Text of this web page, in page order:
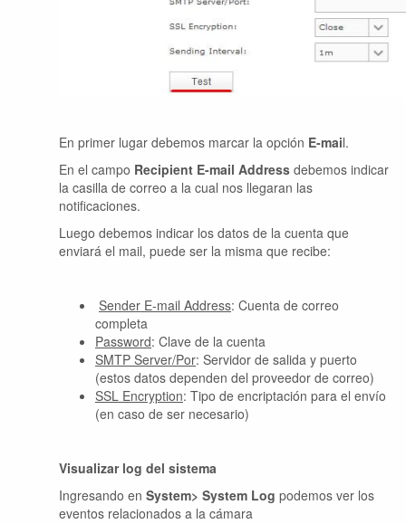
En primer lugar debemos marcar la opción E-mail.
En el campo Recipient E-mail Address debemos indicar
la casilla de correo a la cual nos llegaran las
notificaciones.
Luego debemos indicar los datos de la cuenta que
enviará el mail, puede ser la misma que recibe:
Sender E-mail Address: Cuenta de correo
completa
Password: Clave de la cuenta
SMTP Server/Por: Servidor de salida y puerto
(estos datos dependen del proveedor de correo)
SSL Encryption: Tipo de encriptación para el envío
(en caso de ser necesario)
Visualizar log del sistema
Ingresando en System> System Log podemos ver los
eventos relacionados a la cámara